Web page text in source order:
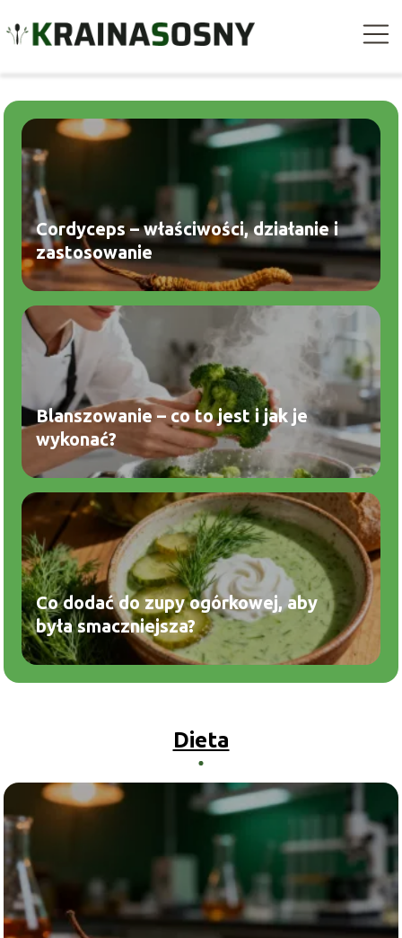
Cordyceps – właściwości, działanie i
zastosowanie
Blanszowanie – co to jest i jak je
wykonać?
Co dodać do zupy ogórkowej, aby
była smaczniejsza?
Dieta